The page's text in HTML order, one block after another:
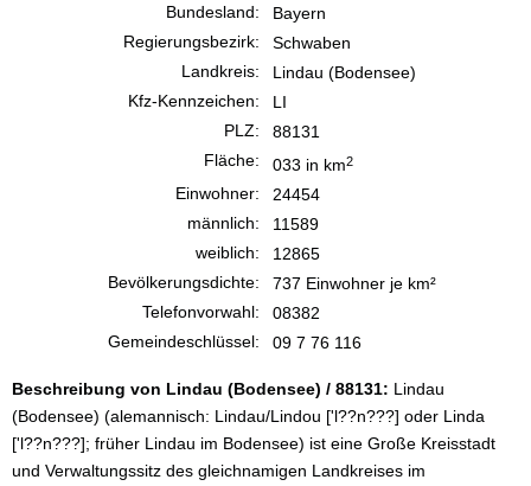
Bundesland:
Bayern
Regierungsbezirk:
Schwaben
Landkreis:
Lindau (Bodensee)
Kfz-Kennzeichen:
LI
PLZ:
88131
Fläche:
033 in km2
Einwohner:
24454
männlich:
11589
weiblich:
12865
Bevölkerungsdichte:
737 Einwohner je km²
Telefonvorwahl:
08382
Gemeindeschlüssel:
09 7 76 116
Beschreibung von Lindau (Bodensee) / 88131: Lindau
(Bodensee) (alemannisch: Lindau/Lindou ['l??n???] oder Linda
['l??n???]; früher Lindau im Bodensee) ist eine Große Kreisstadt
und Verwaltungssitz des gleichnamigen Landkreises im